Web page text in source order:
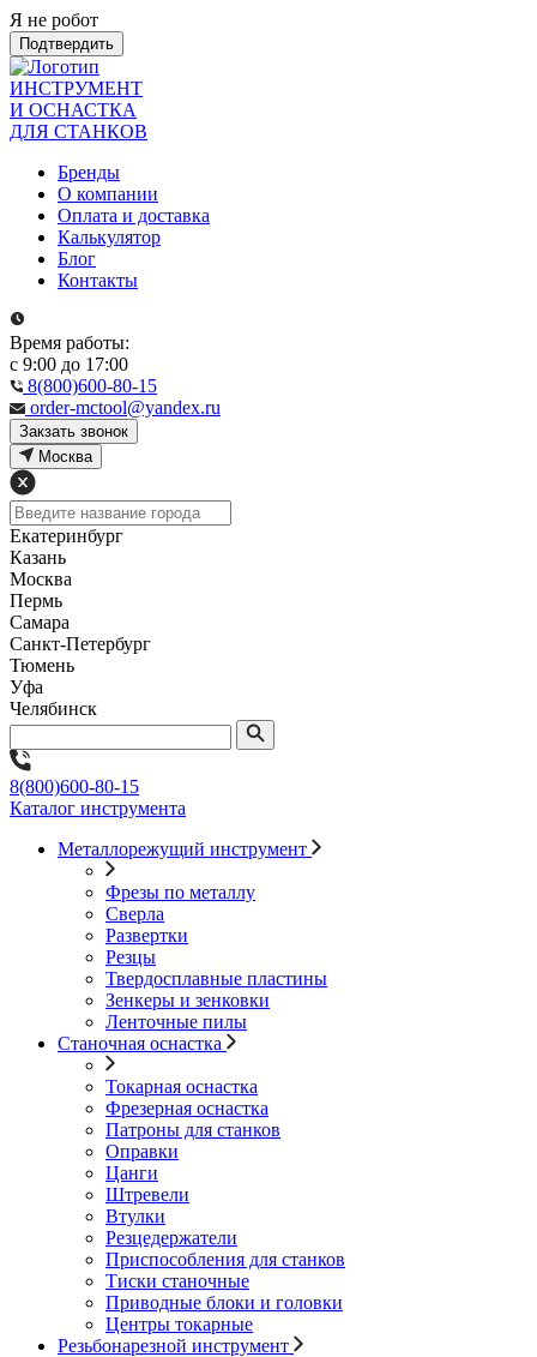
Я не робот
Подтвердить
ИНСТРУМЕНТ
И ОСНАСТКА
ДЛЯ СТАНКОВ
Бренды
О компании
Оплата и доставка
Калькулятор
Блог
Контакты
Время работы:
с 9:00 до 17:00
8(800)600-80-15
order-mctool@yandex.ru
Закзать звонок
Москва
Екатеринбург
Казань
Москва
Пермь
Самара
Санкт-Петербург
Тюмень
Уфа
Челябинск
8(800)600-80-15
Каталог инструмента
Металлорежущий инструмент
Фрезы по металлу
Сверла
Развертки
Резцы
Твердосплавные пластины
Зенкеры и зенковки
Ленточные пилы
Станочная оснастка
Токарная оснастка
Фрезерная оснастка
Патроны для станков
Оправки
Цанги
Штревели
Втулки
Резцедержатели
Приспособления для станков
Тиски станочные
Приводные блоки и головки
Центры токарные
Резьбонарезной инструмент